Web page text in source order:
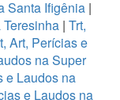
Santa Ifigênia |
| Trt,
Art, Perícias e
na Super
e Laudos na
e Laudos na